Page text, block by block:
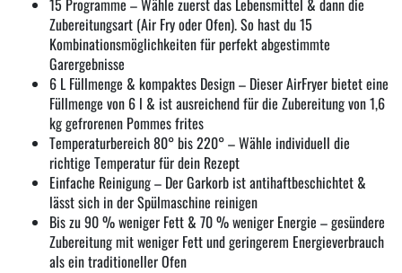
Zubereitungsart (Air Fry oder Ofen). So hast du 15
Kombinationsmöglichkeiten für perfekt abgestimmte
Garergebnisse
6 L Füllmenge & kompaktes Design – Dieser AirFryer bietet eine
Füllmenge von 6 l & ist ausreichend für die Zubereitung von 1,6
kg gefrorenen Pommes frites
Temperaturbereich 80° bis 220° – Wähle individuell die
richtige Temperatur für dein Rezept
Einfache Reinigung – Der Garkorb ist antihaftbeschichtet &
lässt sich in der Spülmaschine reinigen
Bis zu 90 % weniger Fett & 70 % weniger Energie – gesündere
Zubereitung mit weniger Fett und geringerem Energieverbrauch
als ein traditioneller Ofen